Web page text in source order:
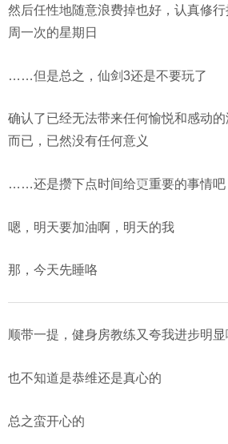
然后任性地随意浪费掉也好，认真修
周一次的星期日
……但是总之，仙剑3还是不要玩了
确认了已经无法带来任何愉悦和感动
而已，已然没有任何意义
……还是攒下点时间给更重要的事情吧
嗯，明天要加油啊，明天的我
那，今天先睡咯
顺带一提，健身房教练又夸我进步明显
也不知道是恭维还是真心的
总之蛮开心的